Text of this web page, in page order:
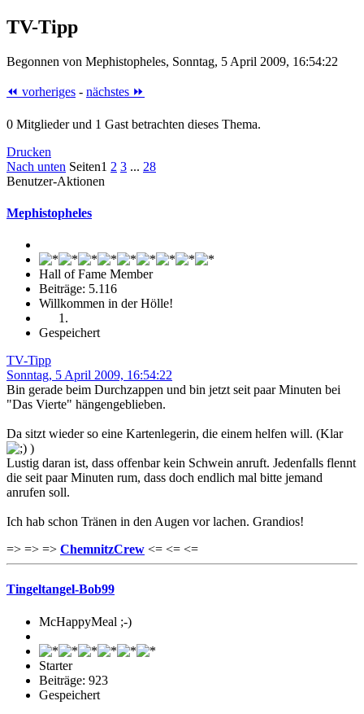
TV-Tipp
Begonnen von Mephistopheles, Sonntag, 5 April 2009, 16:54:22
⏪ vorheriges - nächstes ⏩
0 Mitglieder und 1 Gast betrachten dieses Thema.
Drucken
Nach unten Seiten1 2 3 ... 28
Benutzer-Aktionen
Mephistopheles
Hall of Fame Member
Beiträge: 5.116
Willkommen in der Hölle!
Gespeichert
TV-Tipp
Sonntag, 5 April 2009, 16:54:22
Bin gerade beim Durchzappen und bin jetzt seit paar Minuten bei
"Das Vierte" hängengeblieben.
Da sitzt wieder so eine Kartenlegerin, die einem helfen will. (Klar
)
Lustig daran ist, dass offenbar kein Schwein anruft. Jedenfalls flennt
die seit paar Minuten rum, dass doch endlich mal bitte jemand
anrufen soll.
Ich hab schon Tränen in den Augen vor lachen. Grandios!
=> => => ChemnitzCrew <= <= <=
Tingeltangel-Bob99
McHappyMeal ;-)
Starter
Beiträge: 923
Gespeichert